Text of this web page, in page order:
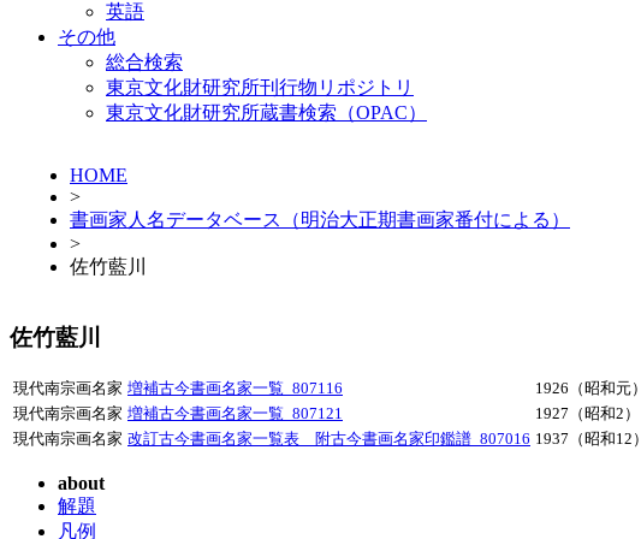
英語
その他
総合検索
東京文化財研究所刊行物リポジトリ
東京文化財研究所蔵書検索（OPAC）
HOME
>
書画家人名データベース（明治大正期書画家番付による）
>
佐竹藍川
佐竹藍川
現代南宗画名家 増補古今書画名家一覧_807116 1926（昭和元）
現代南宗画名家 増補古今書画名家一覧_807121 1927（昭和2）
現代南宗画名家 改訂古今書画名家一覧表 附古今書画名家印鑑譜_807016 1937（昭和12）
about
解題
凡例